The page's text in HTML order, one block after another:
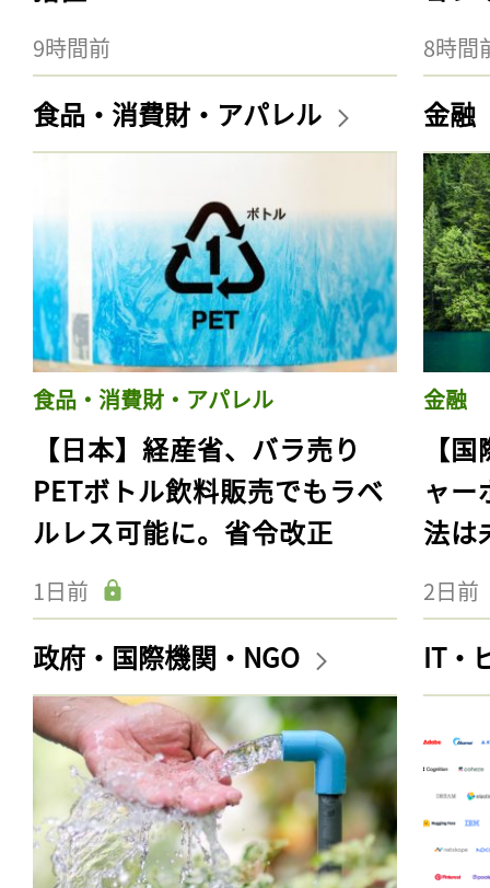
9時間前 8時間
食品・消費財・アパレル
食品・消費財・アパレル
【日本】経産省、バラ売り
PETボトル飲料販売でもラベ
ルレス可能に。省令改正
1日前
金融
金融
【
ャー
法は
2日前
政府・国際機関・NGO IT・